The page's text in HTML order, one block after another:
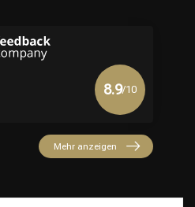
8.9/10
Mehr anzeigen